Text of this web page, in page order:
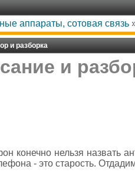
аппараты, сотовая связь
и разборка
и
конечно нельзя назвать
- это старость.